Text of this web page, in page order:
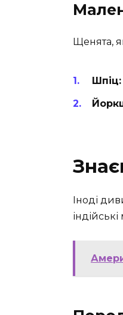
Щенята,
Шпіц:
Іноді